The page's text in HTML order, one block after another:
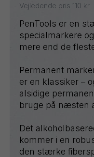
Vejledende pris 110 kr
PenTools er en
specialmarkere
mere end de
Permanent
er en klassiker –
alsidige
bruge på næsten
Det
kommer i en
den stærke